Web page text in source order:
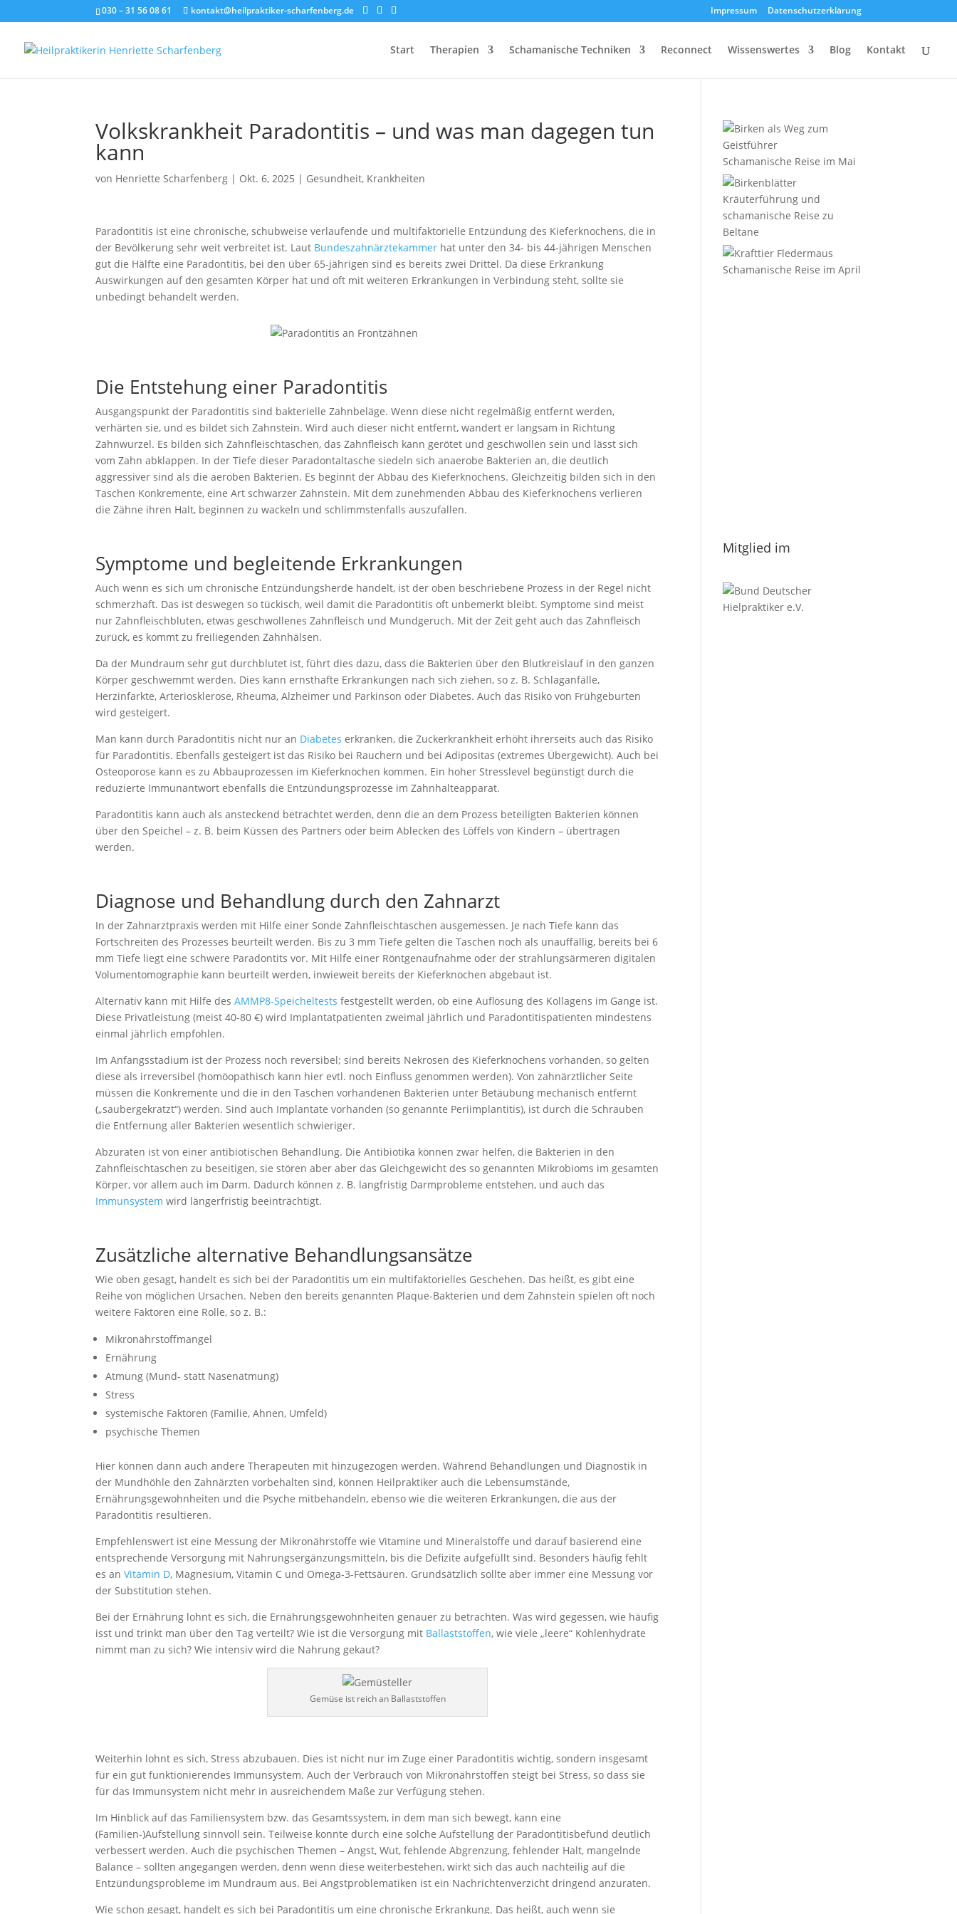
030 – 31 56 08 61 kontakt@heilpraktiker-scharfenberg.de Impressum Datenschutzerklärung
Start Therapien Schamanische Techniken Reconnect Wissenswertes Blog Kontakt
Volkskrankheit Paradontitis – und was man dagegen tun
kann
von Henriette Scharfenberg | Okt. 6, 2025 | Gesundheit, Krankheiten
Paradontitis ist eine chronische, schubweise verlaufende und multifaktorielle Entzündung des Kieferknochens, die in
der Bevölkerung sehr weit verbreitet ist. Laut Bundeszahnärztekammer hat unter den 34- bis 44-jährigen Menschen
gut die Hälfte eine Paradontitis, bei den über 65-jährigen sind es bereits zwei Drittel. Da diese Erkrankung
Auswirkungen auf den gesamten Körper hat und oft mit weiteren Erkrankungen in Verbindung steht, sollte sie
unbedingt behandelt werden.
Die Entstehung einer Paradontitis
Ausgangspunkt der Paradontitis sind bakterielle Zahnbeläge. Wenn diese nicht regelmäßig entfernt werden,
verhärten sie, und es bildet sich Zahnstein. Wird auch dieser nicht entfernt, wandert er langsam in Richtung
Zahnwurzel. Es bilden sich Zahnfleischtaschen, das Zahnfleisch kann gerötet und geschwollen sein und lässt sich
vom Zahn abklappen. In der Tiefe dieser Paradontaltasche siedeln sich anaerobe Bakterien an, die deutlich
aggressiver sind als die aeroben Bakterien. Es beginnt der Abbau des Kieferknochens. Gleichzeitig bilden sich in den
Taschen Konkremente, eine Art schwarzer Zahnstein. Mit dem zunehmenden Abbau des Kieferknochens verlieren
die Zähne ihren Halt, beginnen zu wackeln und schlimmstenfalls auszufallen.
Symptome und begleitende Erkrankungen
Auch wenn es sich um chronische Entzündungsherde handelt, ist der oben beschriebene Prozess in der Regel nicht
schmerzhaft. Das ist deswegen so tückisch, weil damit die Paradontitis oft unbemerkt bleibt. Symptome sind meist
nur Zahnfleischbluten, etwas geschwollenes Zahnfleisch und Mundgeruch. Mit der Zeit geht auch das Zahnfleisch
zurück, es kommt zu freiliegenden Zahnhälsen.
Da der Mundraum sehr gut durchblutet ist, führt dies dazu, dass die Bakterien über den Blutkreislauf in den ganzen
Körper geschwemmt werden. Dies kann ernsthafte Erkrankungen nach sich ziehen, so z. B. Schlaganfälle,
Herzinfarkte, Arteriosklerose, Rheuma, Alzheimer und Parkinson oder Diabetes. Auch das Risiko von Frühgeburten
wird gesteigert.
Man kann durch Paradontitis nicht nur an Diabetes erkranken, die Zuckerkrankheit erhöht ihrerseits auch das Risiko
für Paradontitis. Ebenfalls gesteigert ist das Risiko bei Rauchern und bei Adipositas (extremes Übergewicht). Auch bei
Osteoporose kann es zu Abbauprozessen im Kieferknochen kommen. Ein hoher Stresslevel begünstigt durch die
reduzierte Immunantwort ebenfalls die Entzündungsprozesse im Zahnhalteapparat.
Paradontitis kann auch als ansteckend betrachtet werden, denn die an dem Prozess beteiligten Bakterien können
über den Speichel – z. B. beim Küssen des Partners oder beim Ablecken des Löffels von Kindern – übertragen
werden.
Diagnose und Behandlung durch den Zahnarzt
In der Zahnarztpraxis werden mit Hilfe einer Sonde Zahnfleischtaschen ausgemessen. Je nach Tiefe kann das
Fortschreiten des Prozesses beurteilt werden. Bis zu 3 mm Tiefe gelten die Taschen noch als unauffällig, bereits bei 6
mm Tiefe liegt eine schwere Paradontits vor. Mit Hilfe einer Röntgenaufnahme oder der strahlungsärmeren digitalen
Volumentomographie kann beurteilt werden, inwieweit bereits der Kieferknochen abgebaut ist.
Alternativ kann mit Hilfe desAMMP8-Speicheltests festgestellt werden, ob eine Auflösung des Kollagens im Gange ist.
Diese Privatleistung (meist 40-80 €) wird Implantatpatienten zweimal jährlich und Paradontitispatienten mindestens
einmal jährlich empfohlen.
Im Anfangsstadium ist der Prozess noch reversibel; sind bereits Nekrosen des Kieferknochens vorhanden, so gelten
diese als irreversibel (homöopathisch kann hier evtl. noch Einfluss genommen werden). Von zahnärztlicher Seite
müssen die Konkremente und die in den Taschen vorhandenen Bakterien unter Betäubung mechanisch entfernt
(„saubergekratzt“) werden. Sind auch Implantate vorhanden (so genannte Periimplantitis), ist durch die Schrauben
die Entfernung aller Bakterien wesentlich schwieriger.
Abzuraten ist von einer antibiotischen Behandlung. Die Antibiotika können zwar helfen, die Bakterien in den
Zahnfleischtaschen zu beseitigen, sie stören aber aber das Gleichgewicht des so genannten Mikrobioms im gesamten
Körper, vor allem auch im Darm. Dadurch können z. B. langfristig Darmprobleme entstehen, und auch das
Immunsystem wird längerfristig beeinträchtigt.
Zusätzliche alternative Behandlungsansätze
Wie oben gesagt, handelt es sich bei der Paradontitis um ein multifaktorielles Geschehen. Das heißt, es gibt eine
Reihe von möglichen Ursachen. Neben den bereits genannten Plaque-Bakterien und dem Zahnstein spielen oft noch
weitere Faktoren eine Rolle, so z. B.:
Mikronährstoffmangel
Ernährung
Atmung (Mund- statt Nasenatmung)
Stress
systemische Faktoren (Familie, Ahnen, Umfeld)
psychische Themen
Hier können dann auch andere Therapeuten mit hinzugezogen werden. Während Behandlungen und Diagnostik in
der Mundhöhle den Zahnärzten vorbehalten sind, können Heilpraktiker auch die Lebensumstände,
Ernährungsgewohnheiten und die Psyche mitbehandeln, ebenso wie die weiteren Erkrankungen, die aus der
Paradontitis resultieren.
Empfehlenswert ist eine Messung der Mikronährstoffe wie Vitamine und Mineralstoffe und darauf basierend eine
entsprechende Versorgung mit Nahrungsergänzungsmitteln, bis die Defizite aufgefüllt sind. Besonders häufig fehlt
es anVitamin D, Magnesium, Vitamin C und Omega-3-Fettsäuren. Grundsätzlich sollte aber immer eine Messung vor
der Substitution stehen.
Bei der Ernährung lohnt es sich, die Ernährungsgewohnheiten genauer zu betrachten. Was wird gegessen, wie häufig
isst und trinkt man über den Tag verteilt? Wie ist die Versorgung mit Ballaststoffen, wie viele „leere“ Kohlenhydrate
nimmt man zu sich? Wie intensiv wird die Nahrung gekaut?
Gemüse ist reich an Ballaststoffen
Weiterhin lohnt es sich, Stress abzubauen. Dies ist nicht nur im Zuge einer Paradontitis wichtig, sondern insgesamt
für ein gut funktionierendes Immunsystem. Auch der Verbrauch von Mikronährstoffen steigt bei Stress, so dass sie
für das Immunsystem nicht mehr in ausreichendem Maße zur Verfügung stehen.
Im Hinblick auf das Familiensystem bzw. das Gesamtssystem, in dem man sich bewegt, kann eine
(Familien-)Aufstellung sinnvoll sein. Teilweise konnte durch eine solche Aufstellung der Paradontitisbefund deutlich
verbessert werden. Auch die psychischen Themen – Angst, Wut, fehlende Abgrenzung, fehlender Halt, mangelnde
Balance – sollten angegangen werden, denn wenn diese weiterbestehen, wirkt sich das auch nachteilig auf die
Entzündungsprobleme im Mundraum aus. Bei Angstproblematiken ist ein Nachrichtenverzicht dringend anzuraten.
Wie schon gesagt, handelt es sich bei Paradontitis um eine chronische Erkrankung. Das heißt, auch wenn sie
Schamanische Reise im Mai
Kräuterführung und
schamanische Reise zu
Beltane
Schamanische Reise im April
Mitglied im